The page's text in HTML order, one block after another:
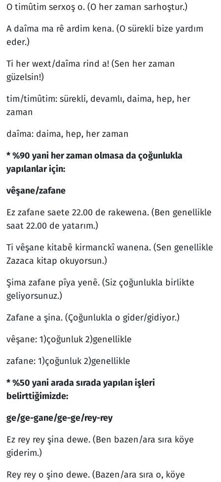
O timûtim serxoş o. (O her zaman sarhoştur.)
A daîma ma rê ardim kena. (O sürekli bize yardım
eder.)
Ti her wext/daîma rind a! (Sen her zaman
güzelsin!)
tim/timûtim: sürekli, devamlı, daima, hep, her
zaman
daîma: daima, hep, her zaman
* %90 yani her zaman olmasa da çoğunlukla
yapılanlar için:
vêşane/zafane
Ez zafane saete 22.00 de rakewena. (Ben genellikle
saat 22.00 de yatarım.)
Ti vêşane kitabê kirmanckî wanena. (Sen genellikle
Zazaca kitap okuyorsun.)
Şima zafane pîya yenê. (Siz çoğunlukla birlikte
geliyorsunuz.)
Zafane a şina. (Çoğunlukla o gider/gidiyor.)
vêşane: 1)çoğunluk 2)genellikle
zafane: 1)çoğunluk 2)genellikle
* %50 yani arada sırada yapılan işleri
belirttiğimizde:
ge/ge-gane/ge-ge/rey-rey
Ez rey rey şina dewe. (Ben bazen/ara sıra köye
giderim.)
Rey rey o şino dewe. (Bazen/ara sıra o, köye